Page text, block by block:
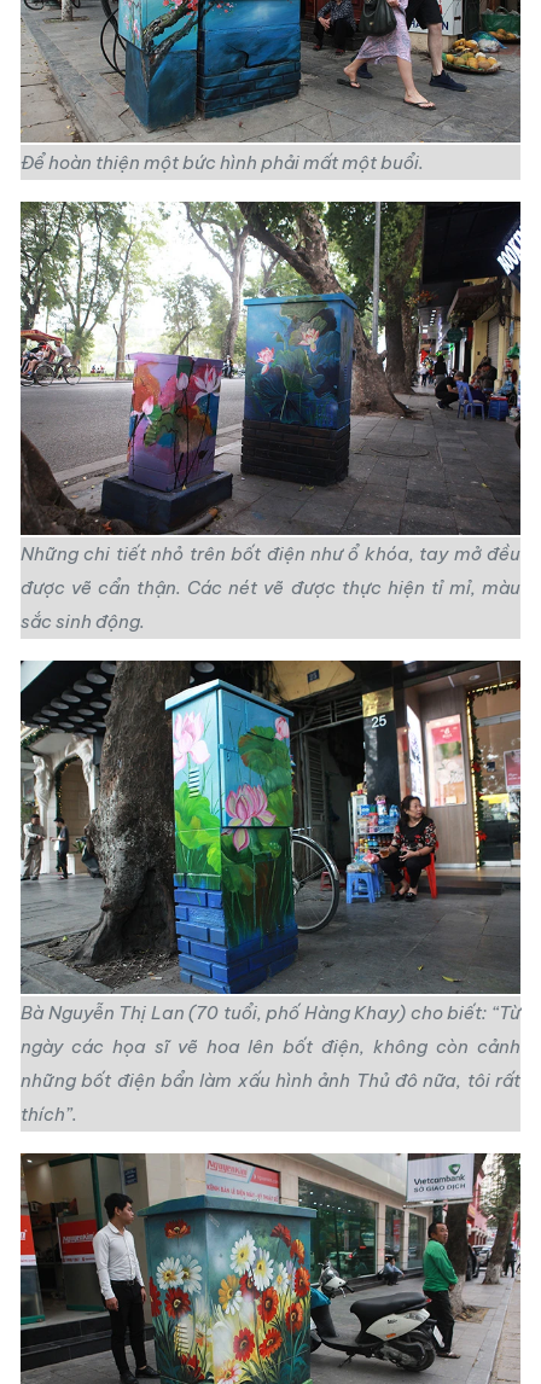
Để hoàn thiện một bức hình phải mất một buổi.
Những chi tiết nhỏ trên bốt điện như ổ khóa, tay mở đều
được vẽ cẩn thận. Các nét vẽ được thực hiện tỉ mỉ, màu
sắc sinh động.
Bà Nguyễn Thị Lan (70 tuổi, phố Hàng Khay) cho biết: “Từ
ngày các họa sĩ vẽ hoa lên bốt điện, không còn cảnh
những bốt điện bẩn làm xấu hình ảnh Thủ đô nữa, tôi rất
thích”.